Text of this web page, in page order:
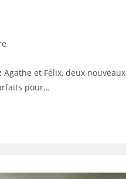
et Félix, deux nouveaux
pour…